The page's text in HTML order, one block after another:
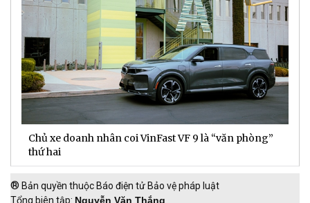
Chủ xe doanh nhân coi VinFast VF 9 là “văn phòng”
thứ hai
® Bản quyền thuộc Báo điện tử Bảo vệ pháp luật
Tổng biên tập: Nguyễn Văn Thắng